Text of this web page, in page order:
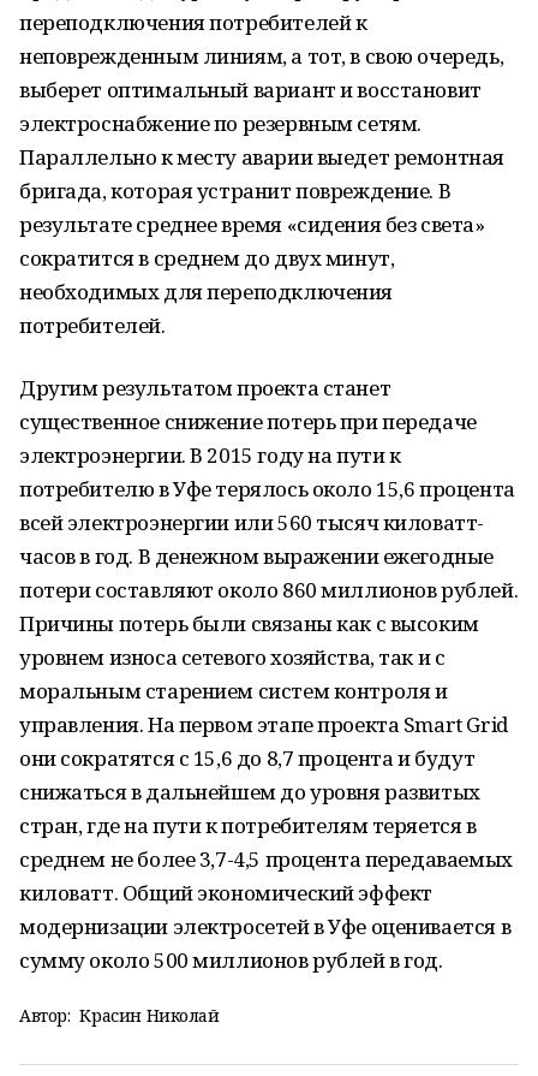
переподключения потребителей к
неповрежденным линиям, а тот, в свою очередь,
выберет оптимальный вариант и восстановит
электроснабжение по резервным сетям.
Параллельно к месту аварии выедет ремонтная
бригада, которая устранит повреждение. В
результате среднее время «сидения без света»
сократится в среднем до двух минут,
необходимых для переподключения
потребителей.
Другим результатом проекта станет
существенное снижение потерь при передаче
электроэнергии. В 2015 году на пути к
потребителю в Уфе терялось около 15,6 процента
всей электроэнергии или 560 тысяч киловатт-
часов в год. В денежном выражении ежегодные
потери составляют около 860 миллионов рублей.
Причины потерь были связаны как с высоким
уровнем износа сетевого хозяйства, так и с
моральным старением систем контроля и
управления. На первом этапе проекта Smart Grid
они сократятся с 15,6 до 8,7 процента и будут
снижаться в дальнейшем до уровня развитых
стран, где на пути к потребителям теряется в
среднем не более 3,7-4,5 процента передаваемых
киловатт. Общий экономический эффект
модернизации электросетей в Уфе оценивается в
сумму около 500 миллионов рублей в год.
Автор: Красин Николай